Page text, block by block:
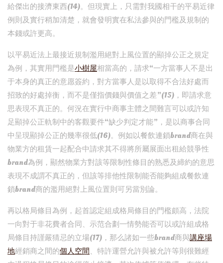
給傑出的接濟東西(14)。但現實上，只需對我國相干的平易近律
例則及實行稍加清楚，就會發明實在私法參與的門檻及規制的
本錢或許更高。
以平易近法上最接近規制濫用絕對上風位置的顯掉公正之規定
為例，其實用門檻是小樹屋相當高的，請求“一方當事人不是出
于本身的真正的意愿簽約，對方當事人是以取得不合法好處而
招致的好處掉衡，而不是僅指價錢與價值之差”(15)，即請求意
思表現不真正的。何況在實行中商事主體之間難言可以或許知
足顯掉公正軌制中的客觀要件“缺少判定才能”，是以商事合同
中呈現顯掉公正的幾率很低(16)。例如以餐飲連鎖brand商在與
物業方的租賃一起配合中請求其不得將所屬展面出租給競爭性
brand為例，顯然物業方對該等限制性條目的熟悉及締約的意思
表現不成謂不真正的，但該等排他性限制能否能夠組成餐飲連
鎖brand商的濫用絕對上風位置則可另當別論。
再以格局條目為例，起首認定組成格局條目的門檻頗高，法院
一向對于非花費者合同、示范合劃一情勢能否可以或許組成格
局條目持謹嚴猜忌的立場(17)，那么諸如一些brand商與講座場
地經銷商之間的個人空間、特許運營允許與被允許等則很難經